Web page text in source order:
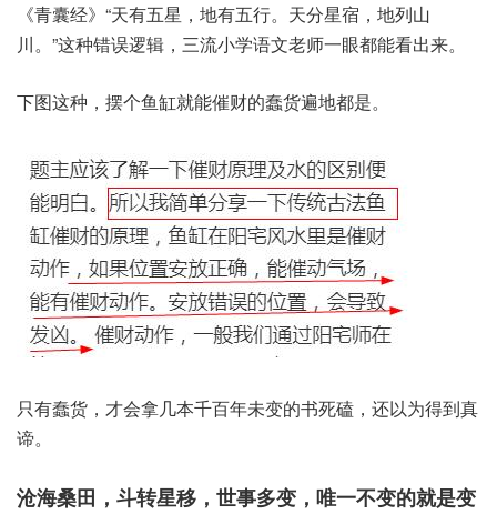
《青囊经》“天有五星，地有五行。天分星宿，地列山
川。”这种错误逻辑，三流小学语文老师一眼都能看出来。
下图这种，摆个鱼缸就能催财的蠢货遍地都是。
只有蠢货，才会拿几本千百年未变的书死磕，还以为得到真
谛。
沧海桑田，斗转星移，世事多变，唯一不变的就是变